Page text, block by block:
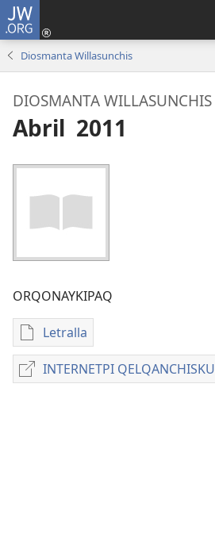
JW.ORG
Diosmanta Willasunchis
DIOSMANTA WILLASUNCHIS
Abril 2011
ORQONAYKIPAQ
Letralla
Kaypi
qelqakunatan
copiawaq
INTERNETPI